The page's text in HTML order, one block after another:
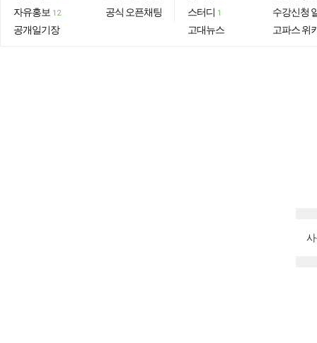
자유홍보 12
공개일기장
공식 오픈채팅
스터디 1
고대뉴스
수강신청
고파스 위